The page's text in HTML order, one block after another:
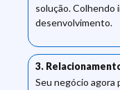
solução. Colhendo
desenvolvimento.
3.
Seu negócio agora